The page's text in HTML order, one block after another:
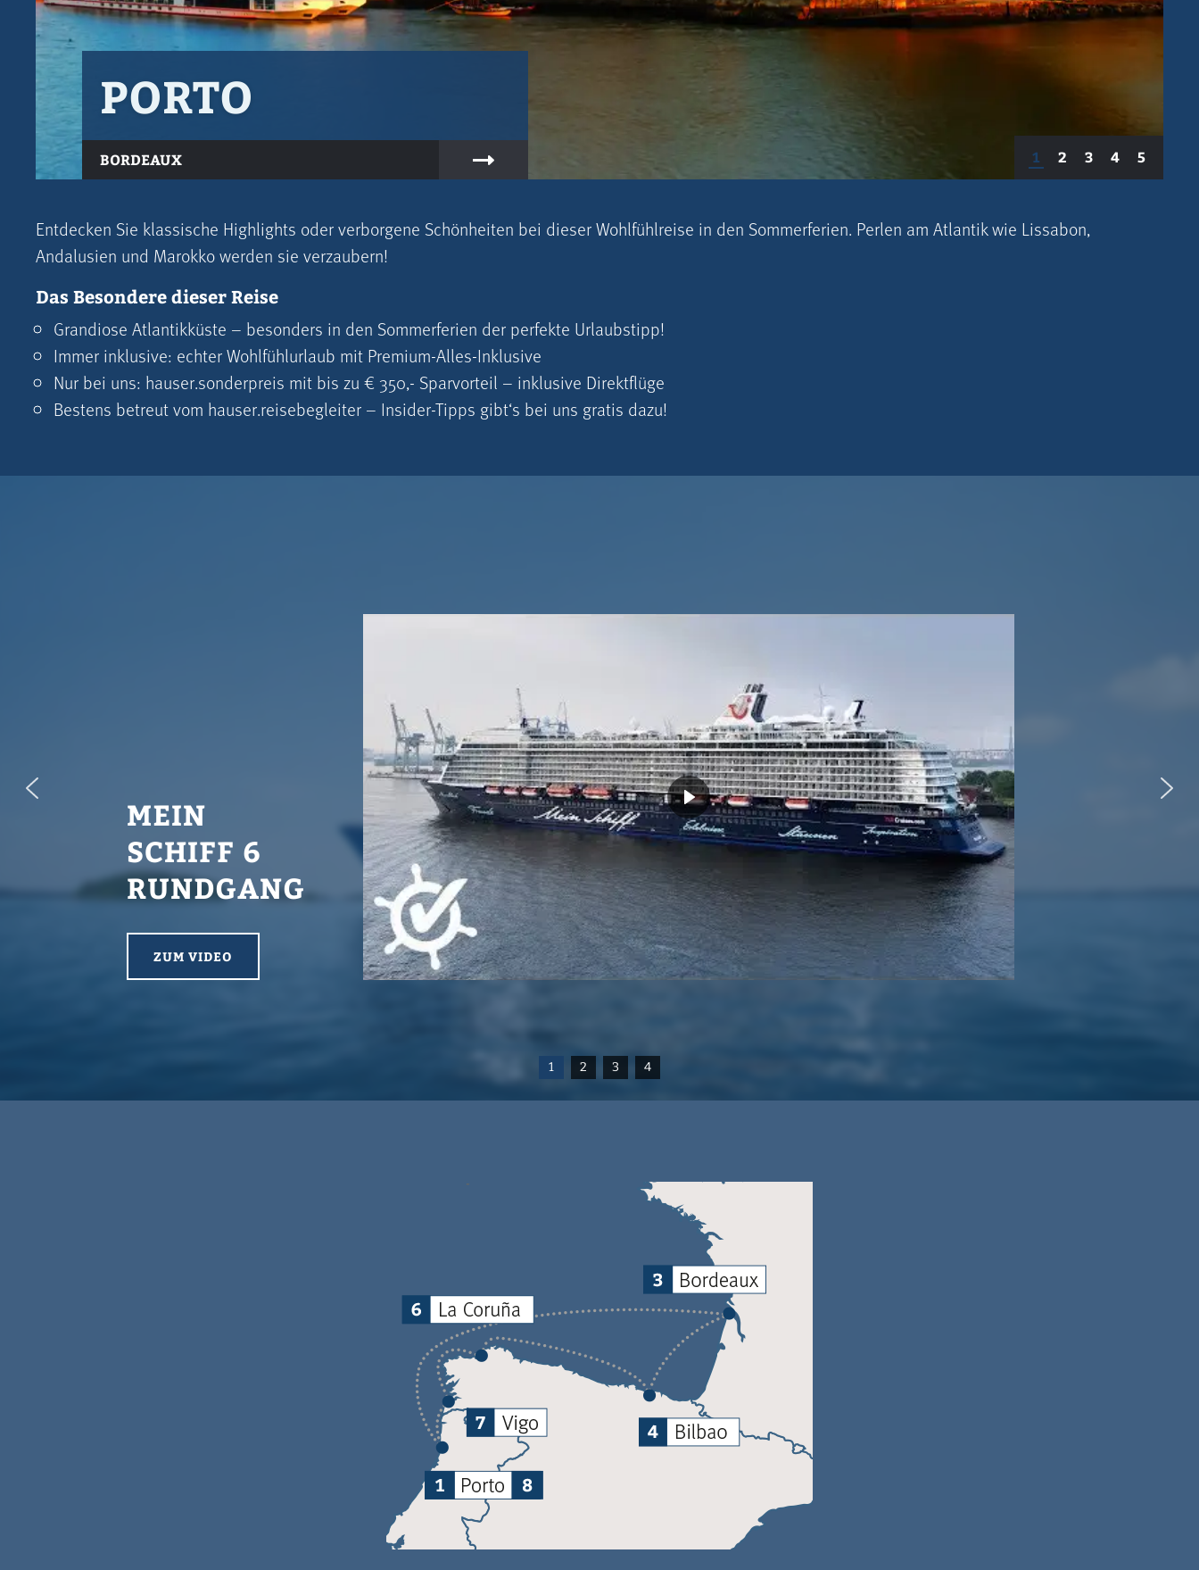
PORTO
BORDEAUX 1 2 3 4 5
Entdecken Sie klassische Highlights oder verborgene Schönheiten bei dieser Wohlfühlreise in den Sommerferien. Perlen am Atlantik wie Lissabon,
Andalusien und Marokko werden sie verzaubern!
Das Besondere dieser Reise
Grandiose Atlantikküste – besonders in den Sommerferien der perfekte Urlaubstipp!
Immer inklusive: echter Wohlfühlurlaub mit Premium-Alles-Inklusive
Nur bei uns: hauser.sonderpreis mit bis zu € 350,- Spar­vorteil – inklusive Direktflüge
Bestens betreut vom hauser.reisebegleiter – Insider-Tipps gibt‘s bei uns gratis dazu!
MEIN
SCHIFF 6
RUNDGANG
ZUM VIDEO
1 2 3 4